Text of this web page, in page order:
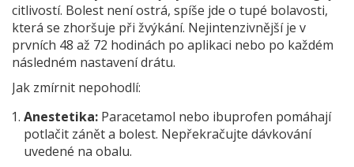
citlivostí. Bolest není ostrá, spíše jde o tupé bolavosti,
která se zhoršuje při žvýkání. Nejintenzivnější je v
prvních 48 až 72 hodinách po aplikaci nebo po každém
následném nastavení drátu.
Jak zmírnit nepohodlí:
Anestetika: Paracetamol nebo ibuprofen pomáhají
potlačit zánět a bolest. Nepřekračujte dávkování
uvedené na obalu.